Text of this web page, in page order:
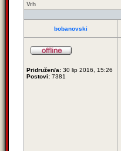
Vrh
bobanovski
Pridružen/a: 30 lip 2016, 15:26
Postovi: 7381